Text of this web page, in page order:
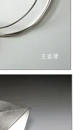
王姿瓔